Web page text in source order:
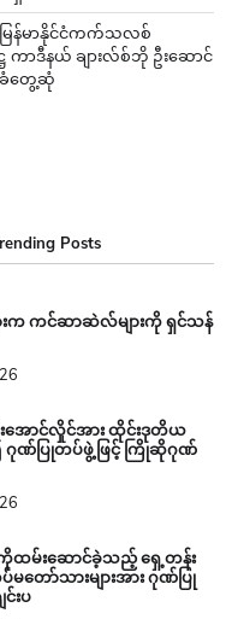
မြန်မာနိုင်ငံကက်သလစ်
ကာဒီနယ် ချားလ်စ်ဘို ဦးဆောင်
တွေ့ဆုံ
Posts
က ကင်ဆာဆဲလ်များကို ရှင်သန်
းအောင်လှိုင်အား ထိုင်းဒုတိယ
၍ ဂုဏ်ပြုတပ်ဖွဲ့ဖြင့် ကြိုဆိုဂုဏ်
ကိုထမ်းဆောင်ခဲ့သည့် ရှေ့တန်း
မတော်သားများအား ဂုဏ်ပြု
းပ